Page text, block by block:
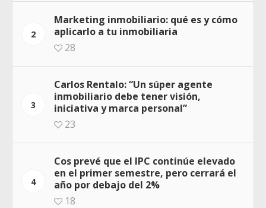
2
Marketing inmobiliario: qué es y cómo
aplicarlo a tu inmobiliaria
28
3
Carlos Rentalo: “Un súper agente
inmobiliario debe tener visión,
iniciativa y marca personal”
23
4
Cos prevé que el IPC continúe elevado
en el primer semestre, pero cerrará el
año por debajo del 2%
18